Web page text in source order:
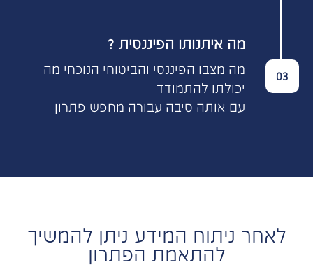
? מה איתנותו הפיננסית
מה מצבו הפיננסי והביטוחי הנוכחי מה
יכולתו להתמודד
עם אותה סיבה עבורה מחפש פתרון
03
לאחר ניתוח המידע ניתן להמשיך
להתאמת הפתרון